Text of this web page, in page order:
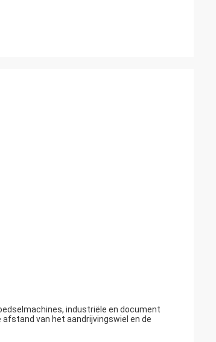
industriële en document
van het aandrijvingswiel en de